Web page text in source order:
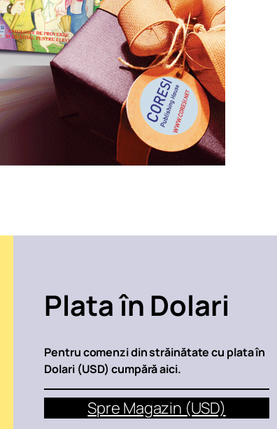
Plata în Dolari
Pentru comenzi din străinătate cu plata în
Dolari (USD) cumpără aici.
Spre Magazin (USD)